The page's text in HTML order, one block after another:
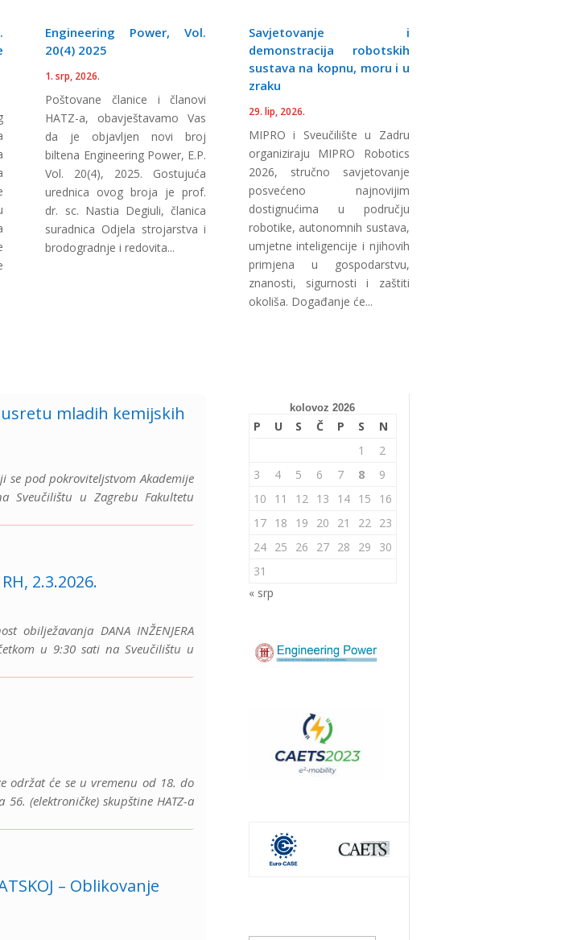
Engineering Power, Vol.
20(4) 2025
1. srp, 2026.
Poštovane članice i članovi
HATZ-a, obavještavamo Vas
da je objavljen novi broj
biltena Engineering Power, E.P.
Vol. 20(4), 2025. Gostujuća
urednica ovog broja je prof.
dr. sc. Nastia Degiuli, članica
suradnica Odjela strojarstva i
brodogradnje i redovita...
Savjetovanje i
demonstracija robotskih
sustava na kopnu, moru i u
zraku
29. lip, 2026.
MIPRO i Sveučilište u Zadru
organiziraju MIPRO Robotics
2026, stručno savjetovanje
posvećeno najnovijim
dostignućima u području
robotike, autonomnih sustava,
umjetne inteligencije i njihovih
primjena u gospodarstvu,
znanosti, sigurnosti i zaštiti
okoliša. Događanje će...
mladih kemijskih
se pod pokroviteljstvom Akademije
Sveučilištu u Zagrebu Fakultetu
2.3.2026.
obilježavanja DANA INŽENJERA
u 9:30 sati na Sveučilištu u
održat će se u vremenu od 18. do
(elektroničke) skupštine HATZ-a
– Oblikovanje
kolovoz 2026
P U S Č P S
N
1
2
3
4 5 6 7 8
9
10
11 12 13 14 15
16
17 18 19 20 21 22 23
24 25 26 27 28 29
30
31
« srp